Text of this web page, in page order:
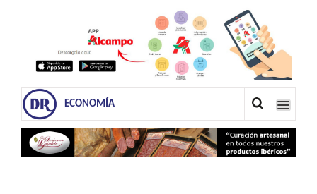
ECONOMÍA